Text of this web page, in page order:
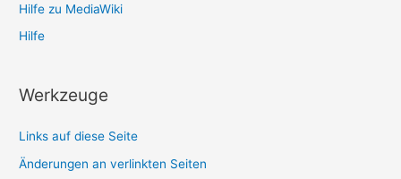
Hilfe zu MediaWiki
Hilfe
Werkzeuge
Links auf diese Seite
Änderungen an verlinkten Seiten